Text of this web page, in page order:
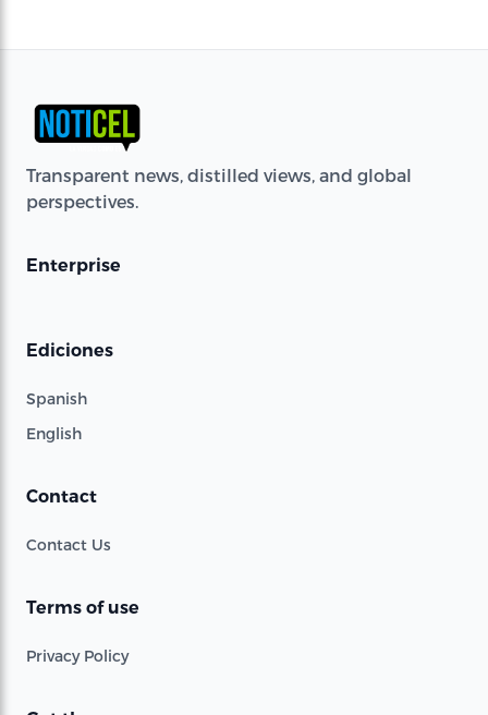
Transparent news, distilled views, and global
perspectives.
Enterprise
Ediciones
Spanish
English
Contact
Contact Us
Terms of use
Privacy Policy